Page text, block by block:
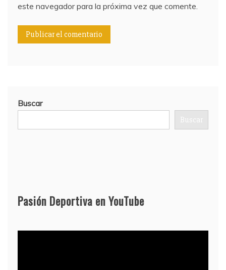
este navegador para la próxima vez que comente.
Buscar
Buscar
Pasión Deportiva en YouTube